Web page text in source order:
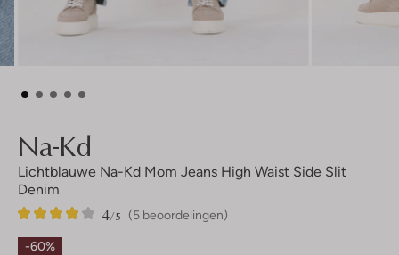
Na-Kd
Lichtblauwe Na-Kd Mom Jeans High Waist Side Slit
Denim
(5 beoordelingen)
4/5
5
4
Sterren
-60%